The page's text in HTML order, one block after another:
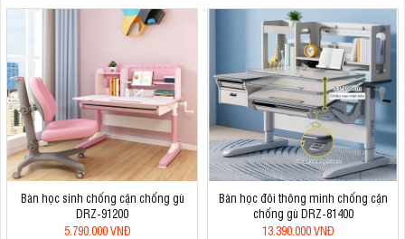
Bàn học sinh chống cận chống gù
DRZ-91200
5.790.000 VNĐ
Bàn học đôi thông minh chống cận
chống gù DRZ-81400
13.390.000 VNĐ